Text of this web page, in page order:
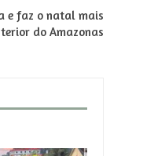
e faz o natal mais
do Amazonas